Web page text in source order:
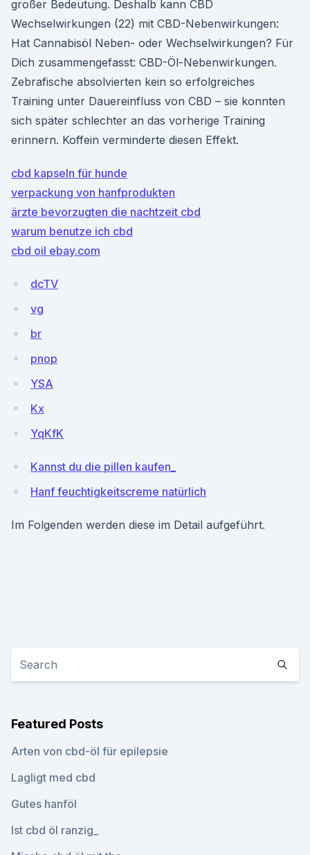
großer Bedeutung. Deshalb kann CBD
Wechselwirkungen (22) mit CBD-Nebenwirkungen:
Hat Cannabisöl Neben- oder Wechselwirkungen? Für
Dich zusammengefasst: CBD-Öl-Nebenwirkungen.
Zebrafische absolvierten kein so erfolgreiches
Training unter Dauereinfluss von CBD – sie konnten
sich später schlechter an das vorherige Training
erinnern. Koffein verminderte diesen Effekt.
cbd kapseln für hunde
verpackung von hanfprodukten
ärzte bevorzugten die nachtzeit cbd
warum benutze ich cbd
cbd oil ebay.com
dcTV
vg
br
pnop
YSA
Kx
YqKfK
Kannst du die pillen kaufen_
Hanf feuchtigkeitscreme natürlich
Im Folgenden werden diese im Detail aufgeführt.
Featured Posts
Arten von cbd-öl für epilepsie
Lagligt med cbd
Gutes hanföl
Ist cbd öl ranzig_